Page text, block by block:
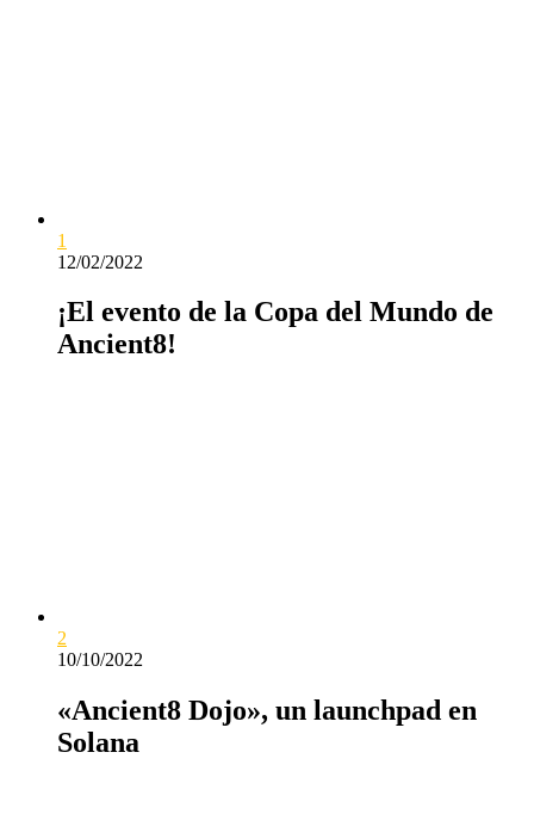
1
12/02/2022
¡El evento de la Copa del Mundo de
Ancient8!
2
10/10/2022
«Ancient8 Dojo», un launchpad en
Solana